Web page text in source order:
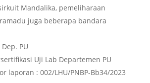
Mandalika, pemeliharaan
juga beberapa bandara
PU
Uji Lab Departemen PU
laporan : 002/LHU/PNBP-Bb34/2023